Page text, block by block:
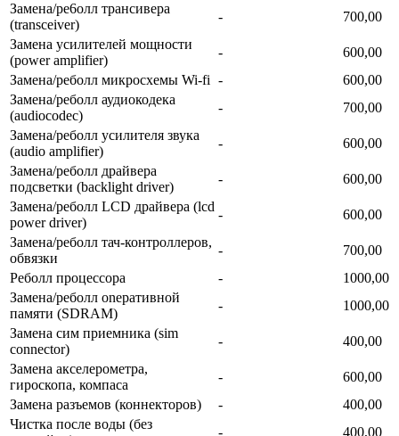
Замена/ре6олл трансивера
(transceiver)
-
700,00
Замена усилителей мощности
(power amplifier)
-
600,00
Замена/реболл микросхемы Wi-fi -
600,00
Замена/реболл аудиокодека
(audiocodec)
-
700,00
Замена/реболл усилителя звука
(audio amplifier)
-
600,00
Замена/реболл драйвера
подсветки (backlight driver)
-
600,00
Замена/реболл LCD драйвера (lcd
power driver)
-
600,00
Замена/реболл тач-контроллеров,
обвязки
-
700,00
Реболл процессора
-
1000,00
Замена/реболл onepaтивной
памяти (SDRAM)
-
1000,00
Замена сим приемника (sim
connector)
-
400,00
Замена акселерометра,
гироскопа, компаса
-
600,00
Замена разъемов (коннекторов)
-
400,00
Чистка после воды (без
- 400,00